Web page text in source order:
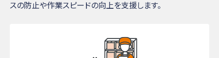
スの防止や作業スピードの向上を支援します。